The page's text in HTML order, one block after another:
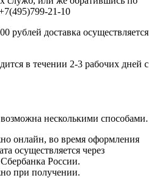
21-10
рублей доставка осуществляется
в течении 2-3 рабочих дней с
несколькими способами.
онлайн, во время оформления
осуществляется через
России.
при получении.